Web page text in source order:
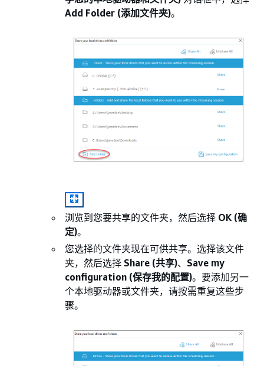
Add Folder (添加文件夹)。
浏览到您要共享的文件夹，然后选择 OK (确
定)。
您选择的文件夹现在可供共享。选择该文件
夹，然后选择 Share (共享)、 Save my
configuration (保存我的配置)。要添加另一
个本地驱动器或文件夹，请按需重复这些步
骤。